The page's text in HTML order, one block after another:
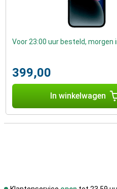
Voor 23:00 uur besteld, morgen
399,00
In winkelwagen